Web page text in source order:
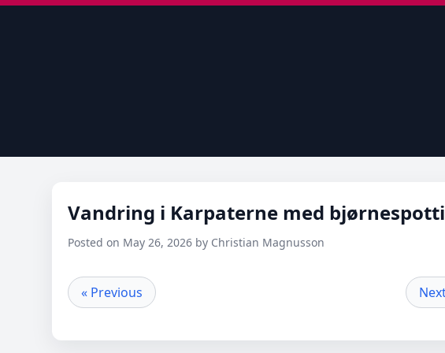
Vandring i Karpaterne med
Posted on May 26, 2026 by Christian Magnusson
« Previous